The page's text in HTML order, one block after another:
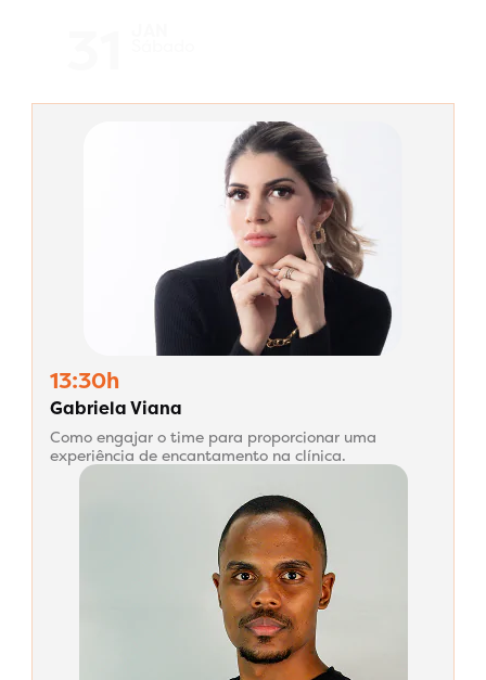
13:30h
Gabriela Viana
Como engajar o time para proporcionar uma
experiência de encantamento na clínica.